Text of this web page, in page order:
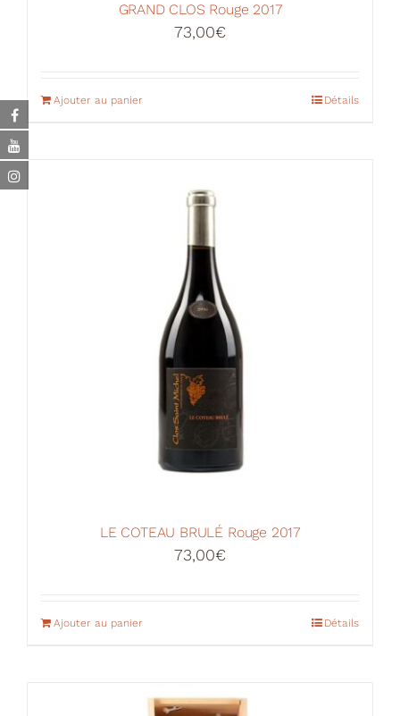
GRAND CLOS Rouge 2017
73,00€
Ajouter au panier Détails
LE COTEAU BRULÉ Rouge 2017
73,00€
Ajouter au panier Détails